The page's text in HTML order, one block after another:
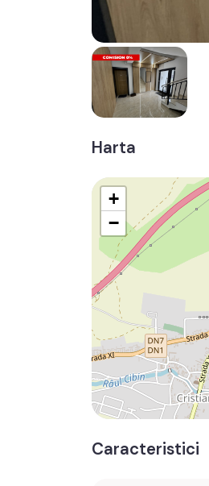
Harta
+
−
Caracteristici